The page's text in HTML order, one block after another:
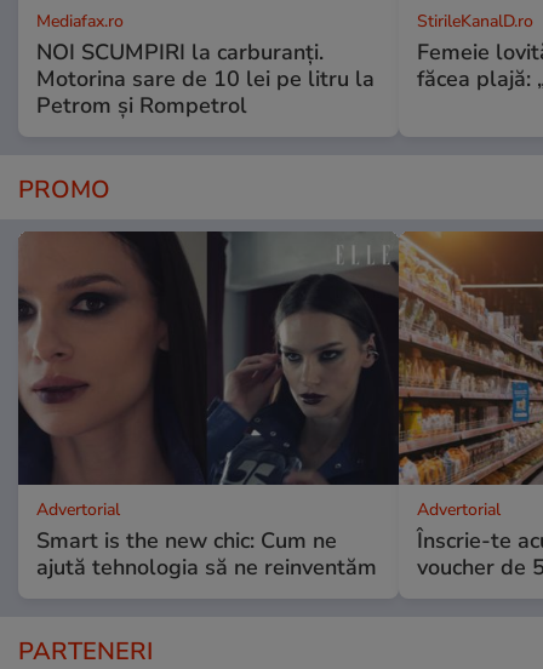
Mediafax.ro
NOI SCUMPIRI la carburanți.
Motorina sare de 10 lei pe litru la
Petrom și Rompetrol
StirileKanalD.ro
Femeie
făcea plajă:
PROMO
Advertorial
Smart is the new chic: Cum ne
ajută tehnologia să ne reinventăm
Advertorial
Înscrie-te
voucher de
PARTENERI